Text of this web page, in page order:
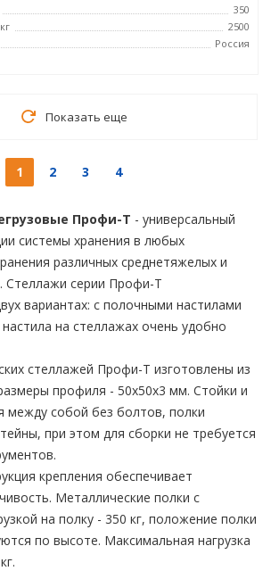
350
2500
Россия
Показать еще
1 2 3 4
Профи-Т - универсальный
системы хранения в любых
различных среднетяжелых и
Стеллажи серии Профи-Т
вариантах: с полочными настилами
на стеллажах очень удобно
стеллажей Профи-Т изготовлены из
профиля - 50х50х3 мм. Стойки и
между собой без болтов, полки
при этом для сборки не требуется
крепления обеспечивает
Металлические полки с
на полку - 350 кг, положение полки
по высоте. Максимальная нагрузка